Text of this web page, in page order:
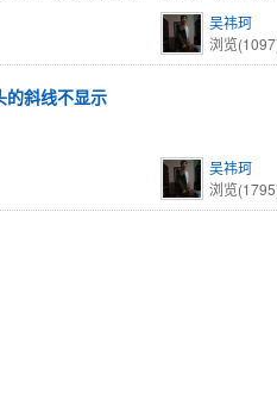
吴祎珂
浏览
斜线不显示
吴祎珂
浏览